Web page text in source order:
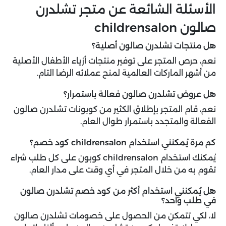
الأسئلة الشائعة عن متجر تشلدرن
صالون childrensalon
هل منتجات تشلدرن صالون أصلية؟
نعم، حرص المتجر على توفير منتجات أزياء الأطفال الأصلية
من أشهر الماركات العالمية لمنح عملائه الرضا التام.
هل عروض تشلدرن صالون فعالة باستمرار؟
نعم، قام المتجر بإطلاق الكثير من كوبونات تشلدرن صالون
الفعالة والمتجدد باستمرار طوال العام.
كم مرة يُمكنني استخدام childrensalon كود خصم؟
يُمكنك استخدام childrensalon كوبون على كل طلب شراء
تقوم به من خلال المتجر في أي وقت على مدار العام.
هل يُمكنني استخدام أكثر من كود خصم تشلدرن صالون
في طلب واحد؟
لا، لكي تتمكن من الحصول على خصومات تشلدرن صالون